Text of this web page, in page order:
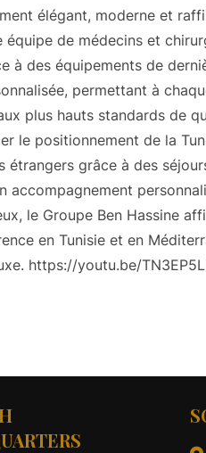
élégant, moderne et
de médecins et
à des équipements de
permettant à
plus hauts standards de
le positionnement de la
grâce à des
accompagnement
le Groupe Ben Hassine
en Tunisie et en
https://youtu.be/